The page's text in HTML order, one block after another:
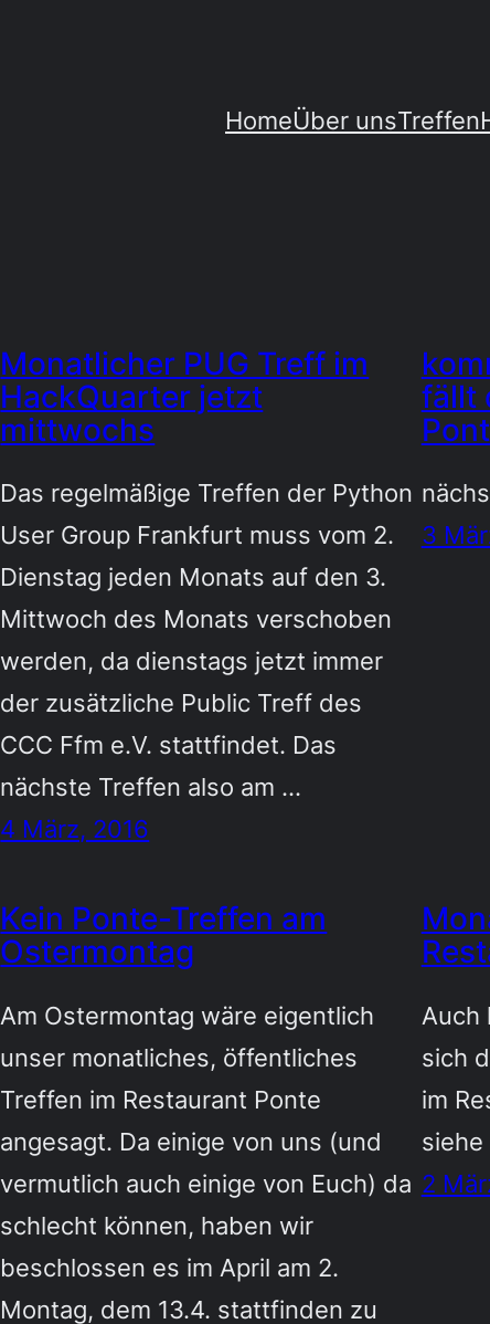
HomeÜber unsTreffen
Monatlicher PUG Treff im
HackQuarter jetzt
mittwochs
Das regelmäßige Treffen der Python
User Group Frankfurt muss vom 2.
Dienstag jeden Monats auf den 3.
Mittwoch des Monats verschoben
werden, da dienstags jetzt immer
der zusätzliche Public Treff des
CCC Ffm e.V. stattfindet. Das
nächste Treffen also am …
4 März, 2016
fällt
3
Kein Ponte-Treffen am
Ostermontag
Am Ostermontag wäre eigentlich
unser monatliches, öffentliches
Treffen im Restaurant Ponte
angesagt. Da einige von uns (und
vermutlich auch einige von Euch) da
schlecht können, haben wir
beschlossen es im April am 2.
Montag, dem 13.4. stattfinden zu
Auch
sich
im
2